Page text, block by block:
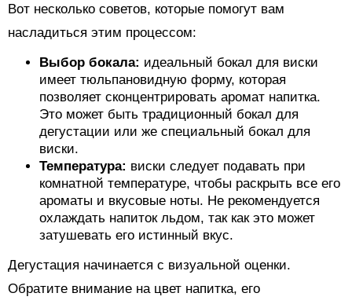
Вот несколько советов, которые помогут вам
насладиться этим процессом:
Выбор бокала: идеальный бокал для виски
имеет тюльпановидную форму, которая
позволяет сконцентрировать аромат напитка.
Это может быть традиционный бокал для
дегустации или же специальный бокал для
виски.
Температура: виски следует подавать при
комнатной температуре, чтобы раскрыть все его
ароматы и вкусовые ноты. Не рекомендуется
охлаждать напиток льдом, так как это может
затушевать его истинный вкус.
Дегустация начинается с визуальной оценки.
Обратите внимание на цвет напитка, его